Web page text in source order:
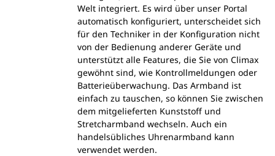
Welt integriert. Es wird über unser Portal
automatisch konfiguriert, unterscheidet sich
für den Techniker in der Konfiguration nicht
von der Bedienung anderer Geräte und
unterstützt alle Features, die Sie von Climax
gewöhnt sind, wie Kontrollmeldungen oder
Batterieüberwachung. Das Armband ist
einfach zu tauschen, so können Sie zwischen
dem mitgelieferten Kunststoff und
Stretcharmband wechseln. Auch ein
handelsübliches Uhrenarmband kann
verwendet werden.